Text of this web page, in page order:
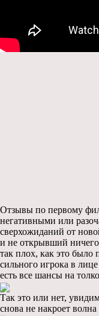
Отзывы по первому
негативными или
сверхожиданий от
и не открывший
так плох, как это было
сильного игрока в
есть все шансы на
Так это или нет,
снова не накроет